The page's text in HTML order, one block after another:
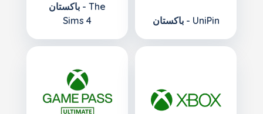
باكستان - The
Sims 4
باكستان - UniPin